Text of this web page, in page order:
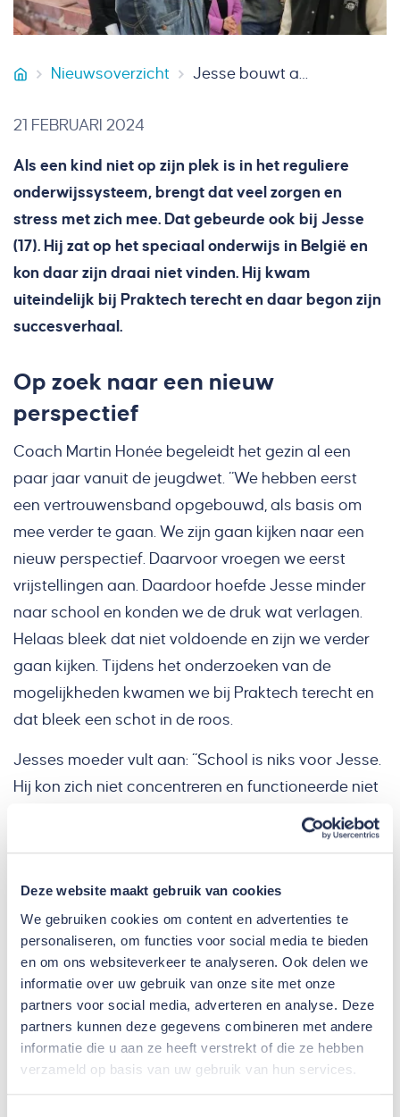
Deze website maakt gebruik van cookies
We gebruiken cookies om content en advertenties te
personaliseren, om functies voor social media te bieden
en om ons websiteverkeer te analyseren. Ook delen we
informatie over uw gebruik van onze site met onze
partners voor social media, adverteren en analyse. Deze
partners kunnen deze gegevens combineren met andere
informatie die u aan ze heeft verstrekt of die ze hebben
verzameld op basis van uw gebruik van hun services.
Smeets Bouw
Nieuwsoverzicht Jesse bouwt aan zijn grote droom
21 FEBRUARI 2024
Als een kind niet op zijn plek is in het reguliere
onderwijssysteem, brengt dat veel zorgen en
stress met zich mee. Dat gebeurde ook bij Jesse
(17). Hij zat op het speciaal onderwijs in België en
kon daar zijn draai niet vinden. Hij kwam
uiteindelijk bij Praktech terecht en daar begon zijn
succesverhaal.
Op zoek naar een nieuw
perspectief
Coach Martin Honée begeleidt het gezin al een
paar jaar vanuit de jeugdwet. “We hebben eerst
een vertrouwensband opgebouwd, als basis om
mee verder te gaan. We zijn gaan kijken naar een
nieuw perspectief. Daarvoor vroegen we eerst
vrijstellingen aan. Daardoor hoefde Jesse minder
naar school en konden we de druk wat verlagen.
Helaas bleek dat niet voldoende en zijn we verder
gaan kijken. Tijdens het onderzoeken van de
mogelijkheden kwamen we bij Praktech terecht en
dat bleek een schot in de roos.
Jesses moeder vult aan: “School is niks voor Jesse.
Hij kon zich niet concentreren en functioneerde niet
in de klas. Er was veel ruzie en gedoe op school. Dat
is nu zo anders. Hij is weer vrolijk, omdat hij doet
hangt minder buiten. Dat had een positief effect op
het hele gezin.”
Bij Praktech draait het om de
verbinding
Martin: “Ja, hij werd stabieler. Bij Praktech
ontmoette hij mensen en daar ontstond een